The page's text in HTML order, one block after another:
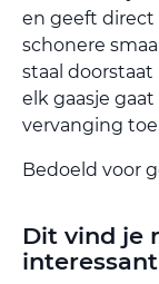
en geeft direct
schonere
staal
elk gaasje
vervanging toe
Bedoeld voor
Dit vind je
interessant